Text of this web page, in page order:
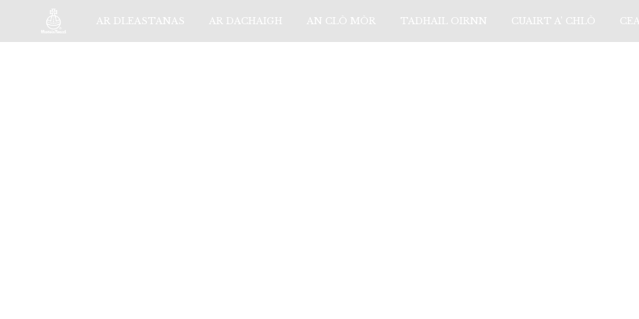
AR DLEASTANAS AR DACHAIGH AN CLÒ MÒR TADHAIL OIRNN CUAIRT A’ CHLÒ